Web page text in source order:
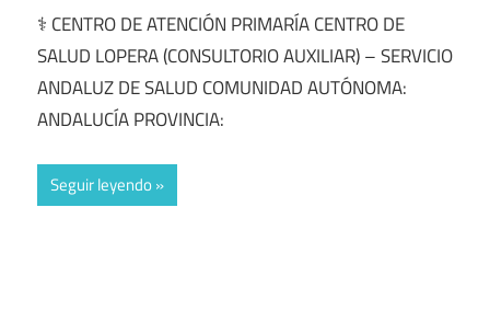
⚕️ CENTRO DE ATENCIÓN PRIMARÍA CENTRO DE
SALUD LOPERA (CONSULTORIO AUXILIAR) – SERVICIO
ANDALUZ DE SALUD COMUNIDAD AUTÓNOMA:
ANDALUCÍA PROVINCIA:
Seguir leyendo